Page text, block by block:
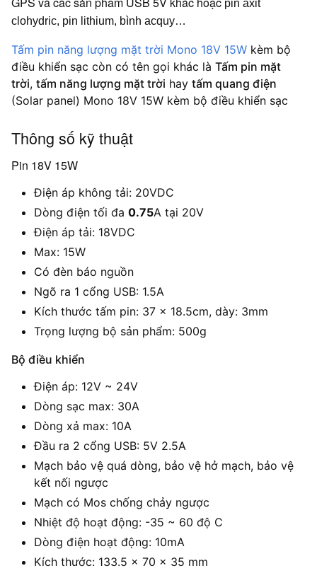
pin axit
clohydric, pin lithium, bình acquy…
Tấm pin năng lượng mặt trời Mono 18V 15W kèm bộ
điều khiển sạc còn có tên gọi khác là Tấm pin mặt
trời, tấm năng lượng mặt trời hay tấm quang điện
(Solar panel) Mono 18V 15W kèm bộ điều khiển sạc
Thông số kỹ thuật
Pin 18V 15W
Điện áp không tải: 20VDC
Dòng điện tối đa 0.75A tại 20V
Điện áp tải: 18VDC
Max: 15W
Có đèn báo nguồn
Ngõ ra 1 cổng USB: 1.5A
Kích thước tấm pin: 37 x 18.5cm, dày: 3mm
Trọng lượng bộ sản phẩm: 500g
Bộ điều khiển
Điện áp: 12V ~ 24V
Dòng sạc max: 30A
Dòng xả max: 10A
Đầu ra 2 cổng USB: 5V 2.5A
Mạch bảo vệ quá dòng, bảo vệ hở mạch, bảo vệ
kết nối ngược
Mạch có Mos chống chảy ngược
Nhiệt độ hoạt động: -35 ~ 60 độ C
Dòng điện hoạt động: 10mA
Kích thước: 133.5 x 70 x 35 mm